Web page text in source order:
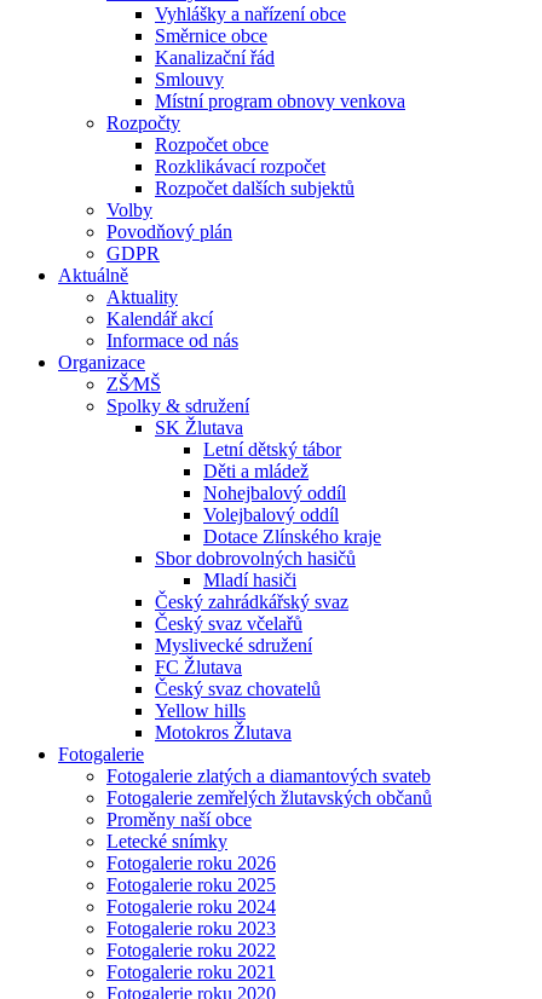
Vyhlášky a nařízení obce
Směrnice obce
Kanalizační řád
Smlouvy
Místní program obnovy venkova
Rozpočty
Rozpočet obce
Rozklikávací rozpočet
Rozpočet dalších subjektů
Volby
Povodňový plán
GDPR
Aktuálně
Aktuality
Kalendář akcí
Informace od nás
Organizace
ZŠ⁄MŠ
Spolky & sdružení
SK Žlutava
Letní dětský tábor
Děti a mládež
Nohejbalový oddíl
Volejbalový oddíl
Dotace Zlínského kraje
Sbor dobrovolných hasičů
Mladí hasiči
Český zahrádkářský svaz
Český svaz včelařů
Myslivecké sdružení
FC Žlutava
Český svaz chovatelů
Yellow hills
Motokros Žlutava
Fotogalerie
Fotogalerie zlatých a diamantových svateb
Fotogalerie zemřelých žlutavských občanů
Proměny naší obce
Letecké snímky
Fotogalerie roku 2026
Fotogalerie roku 2025
Fotogalerie roku 2024
Fotogalerie roku 2023
Fotogalerie roku 2022
Fotogalerie roku 2021
Fotogalerie roku 2020